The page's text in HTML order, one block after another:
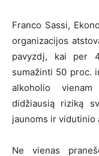
Franco Sassi,
organizacijos
pavyzdį, kai per
sumažinti 50 proc.
alkoholio
didžiausią riziką
jaunoms ir vidutinio
Ne vienas